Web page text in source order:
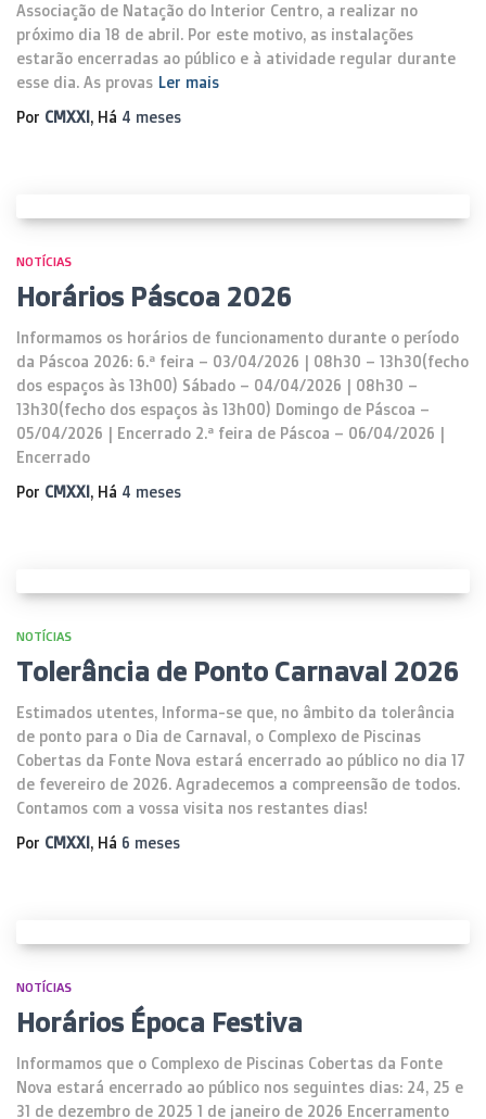
Associação de Natação do Interior Centro, a realizar no
próximo dia 18 de abril. Por este motivo, as instalações
estarão encerradas ao público e à atividade regular durante
esse dia. As provas Ler mais
Por CMXXI, Há 4 meses
NOTÍCIAS
Horários Páscoa 2026
Informamos os horários de funcionamento durante o período
da Páscoa 2026: 6.ª feira – 03/04/2026 | 08h30 – 13h30(fecho
dos espaços às 13h00) Sábado – 04/04/2026 | 08h30 –
13h30(fecho dos espaços às 13h00) Domingo de Páscoa –
05/04/2026 | Encerrado 2.ª feira de Páscoa – 06/04/2026 |
Encerrado
Por CMXXI, Há 4 meses
NOTÍCIAS
Tolerância de Ponto Carnaval 2026
Estimados utentes, Informa-se que, no âmbito da tolerância
de ponto para o Dia de Carnaval, o Complexo de Piscinas
Cobertas da Fonte Nova estará encerrado ao público no dia 17
de fevereiro de 2026. Agradecemos a compreensão de todos.
Contamos com a vossa visita nos restantes dias!
Por CMXXI, Há 6 meses
NOTÍCIAS
Horários Época Festiva
Informamos que o Complexo de Piscinas Cobertas da Fonte
Nova estará encerrado ao público nos seguintes dias: 24, 25 e
31 de dezembro de 2025 1 de janeiro de 2026 Encerramento